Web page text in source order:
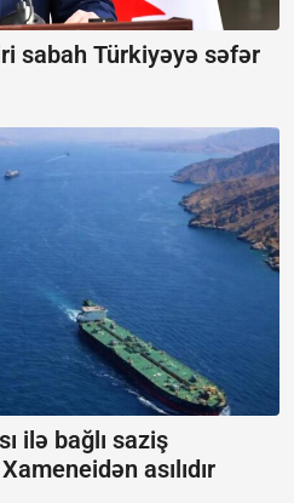
sabah Türkiyəyə səfər
ilə bağlı saziş
asılıdır